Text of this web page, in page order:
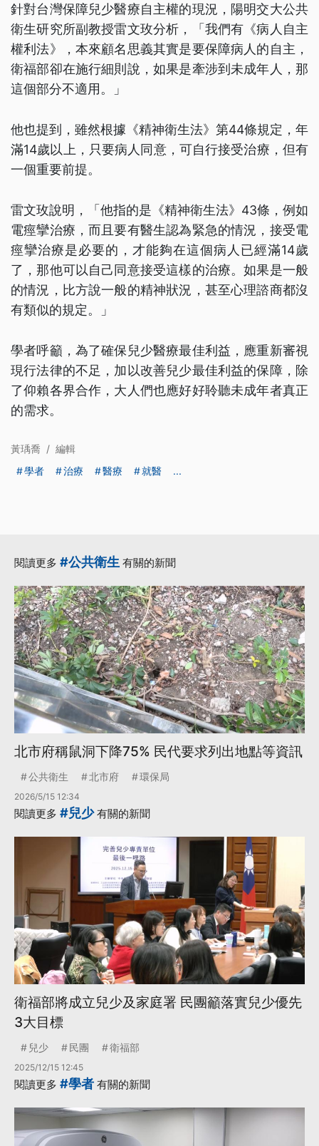
針對台灣保障兒少醫療自主權的現況，陽明交大公共
衛生研究所副教授雷文玫分析，「我們有《病人自主
權利法》，本來顧名思義其實是要保障病人的自主，
衛福部卻在施行細則說，如果是牽涉到未成年人，那
這個部分不適用。」
他也提到，雖然根據《精神衛生法》第44條規定，年
滿14歲以上，只要病人同意，可自行接受治療，但有
一個重要前提。
雷文玫說明，「他指的是《精神衛生法》43條，例如
電痙攣治療，而且要有醫生認為緊急的情況，接受電
痙攣治療是必要的，才能夠在這個病人已經滿14歲
了，那他可以自己同意接受這樣的治療。如果是一般
的情況，比方說一般的精神狀況，甚至心理諮商都沒
有類似的規定。」
學者呼籲，為了確保兒少醫療最佳利益，應重新審視
現行法律的不足，加以改善兒少最佳利益的保障，除
了仰賴各界合作，大人們也應好好聆聽未成年者真正
的需求。
黃瑀喬 / 編輯
學者
治療 醫療 就醫 ...
閱讀更多 #公共衛生 有關的新聞
北市府稱鼠洞下降75% 民代要求列出地點等資訊
公共衛生 北市府 環保局
2026/5/15 12:34
閱讀更多 #兒少有關的新聞
衛福部將成立兒少及家庭署 民團籲落實兒少優先
3大目標
兒少 民團 衛福部
2025/12/15 12:45
閱讀更多 #學者 有關的新聞